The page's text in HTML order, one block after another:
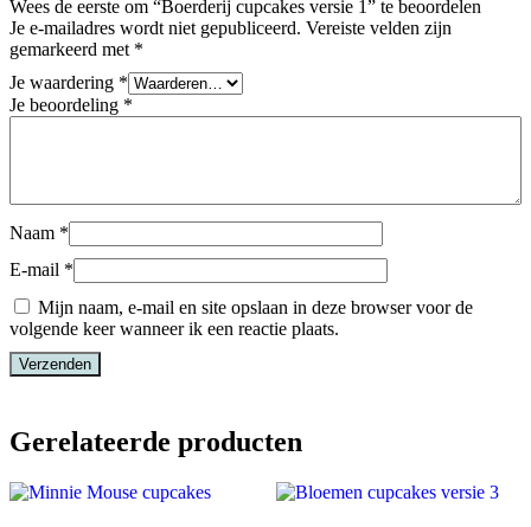
Wees de eerste om “Boerderij cupcakes versie 1” te beoordelen
Je e-mailadres wordt niet gepubliceerd. Vereiste velden zijn
gemarkeerd met *
Je waardering *
Je beoordeling *
Naam *
E-mail *
Mijn naam, e-mail en site opslaan in deze browser voor de
volgende keer wanneer ik een reactie plaats.
Gerelateerde producten